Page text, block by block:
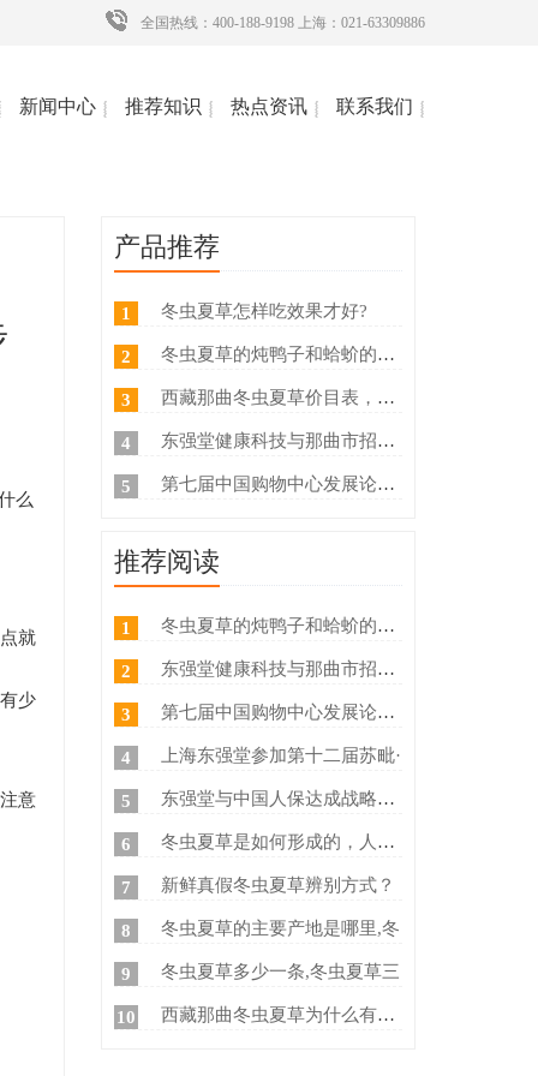
全国热线：400-188-9198 上海：021-63309886
新闻中心 推荐知识 热点资讯 联系我们
么
就
少
意
产品推荐
1 冬虫夏草怎样吃效果才好?
2 冬虫夏草的炖鸭子和蛤蚧的方法
3 西藏那曲冬虫夏草价目表，冬虫夏草如何分等级 ？什么价
4 东强堂健康科技与那曲市招商局达成战略合作
5 第七届中国购物中心发展论坛在上海浦东国际会议中心成功举办
推荐阅读
1 冬虫夏草的炖鸭子和蛤蚧的方法
2 东强堂健康科技与那曲市招商局
3 第七届中国购物中心发展论坛在
4 上海东强堂参加第十二届苏毗·
5 东强堂与中国人保达成战略合作
6 冬虫夏草是如何形成的，人工养
7 新鲜真假冬虫夏草辨别方式？
8 冬虫夏草的主要产地是哪里,冬
9 冬虫夏草多少一条,冬虫夏草三
10 西藏那曲冬虫夏草为什么有那么